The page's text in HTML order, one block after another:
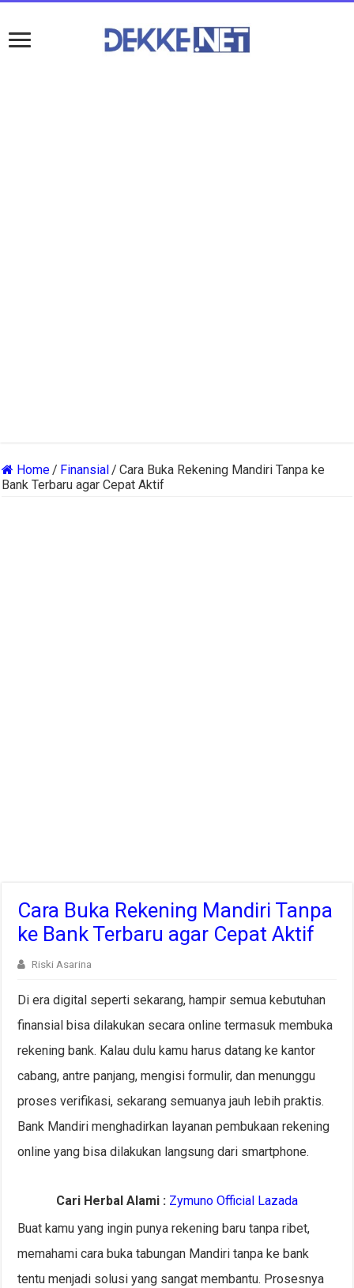
Home/ Finansial/ Cara Buka Rekening Mandiri Tanpa ke
Bank Terbaru agar Cepat Aktif
Cara Buka Rekening Mandiri Tanpa
ke Bank Terbaru agar Cepat Aktif
Riski Asarina
Di era digital seperti sekarang, hampir semua kebutuhan
finansial bisa dilakukan secara online termasuk membuka
rekening bank. Kalau dulu kamu harus datang ke kantor
cabang, antre panjang, mengisi formulir, dan menunggu
proses verifikasi, sekarang semuanya jauh lebih praktis.
Bank Mandiri menghadirkan layanan pembukaan rekening
online yang bisa dilakukan langsung dari smartphone.
Cari Herbal Alami : Zymuno Official Lazada
Buat kamu yang ingin punya rekening baru tanpa ribet,
memahami cara buka tabungan Mandiri tanpa ke bank
tentu menjadi solusi yang sangat membantu. Prosesnya